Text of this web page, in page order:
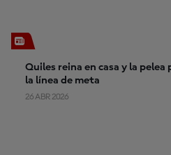
Quiles reina en casa y la pelea
la línea de meta
26 ABR 2026